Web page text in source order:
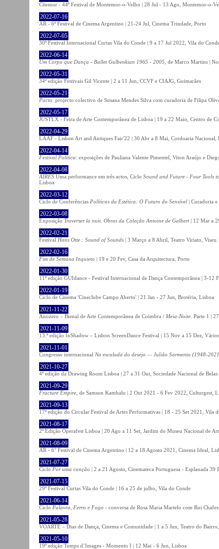
Citemor - 44º Festival de Montemor-o-Velho | 28 Jul - 13 Ago, Montemor-o-
2022-07-16
AR - 6ª Festival de Cinema Argentino | 21-24 Jul, Cinema Trindade, Porto
2022-07-05
30º Festival Internacional Curtas Vila do Conde | 9 a 17 Jul 2022, Vila do
2022-06-14
Um Corpo que Dança - Ballet Gulbenkian 1965 - 2005 , de Marco Martins |
2022-05-31
34ª edição Festivais Gil Vicente | 2 a 11 Jun, CCVF e CIAJG, Guimarães
2022-05-21
Pacto: projecto colectivo de Susana Mendes Silva com curadoria de Filipa
2022-05-17
JUSTLX - Feira de Arte Contemporânea de Lisboa | 19 a 22 Maio, Centro de
2022-04-29
LAAF - Lisbon Art and Antiques Fair'22 | 30 Abr a 8 Mai, Cordoaria Nacional,
2022-04-14
Festival Política: exposições de Pauliana Valente Pimentel, Viton Araújo e
2022-04-08
AIRES Uma performance em três actos, Ciclo Sound and Future - Four Tools
Lisboa
2022-03-12
Ciclo de Conferências Políticas da Estética: O Futuro do Sensível | Curadoria
2022-03-08
Exposição Traverser la nuit. Obras da Coleção Antoine de Galbert | 12 Mar a
2022-02-21
Festival Hans Otte : Sound of Sounds | 3 Março a 8 Abril, Teatro Viriato, Viseu.
2022-02-16
Fim de Semana Inquieto | 19 e 20 Fev, Casa da Arquitectura, Porto
2022-01-30
11ª edição GUIdance - Festival Internacional de Dança Contemporânea | 3-12
2022-01-19
Ciclo de Cinema 'Cineclube Campo Aberto' | 21 Jan - 27 Jun, Brotéria, Lisboa
2021-11-22
Anozero – Bienal de Arte Contemporânea de Coimbra / Meia-Noite . Parte 1 |
2021-11-09
13.ª edição InShadow – Lisbon ScreenDance Festival | 15 Nov a 15 Dez,
2021-11-01
Congresso internacional Na escalada do desejo — Julião Sarmento (1948-
2021-10-27
4ª edição da Drawing Room Lisboa | 27 a 31 Out, Sociedade Nacional de
2021-09-29
Fracture Empire , de Samson Kambalu | 2 Out 2021 - 6 Fev 2022, Culturgest,
2021-09-13
17ª edição do Circular Festival de Artes Performativas | 18 - 25 Set 2021, Vila
2021-08-17
2ª Edição Operafest Lisboa | 20 Ago a 11 Set, Jardim do Museu Nacional de
2021-08-09
AR - 6° Festival de Cinema Argentino | 12 a 18 Agosto 2021, Cinema Ideal,
2021-07-27
Ciclo Por uma canção | 2 a 21 Agosto, Cinemateca Portuguesa - Esplanada 39
2021-07-15
29º Festival Curtas Vila do Conde | 16 a 25 de julho, Vila do Conde
2021-06-14
Ciclo Palavra, Ferro e Fogo - conversa de Rosa Maria Martelo com Rui
2021-05-28
VOARTE – Dias de Dança, Cinema e Comunidade | 1 a 5 Jun, Teatro do
2021-05-10
19ª edição Temps d’Images - Momento I | 12 Mai - 6 Jun, Lisboa